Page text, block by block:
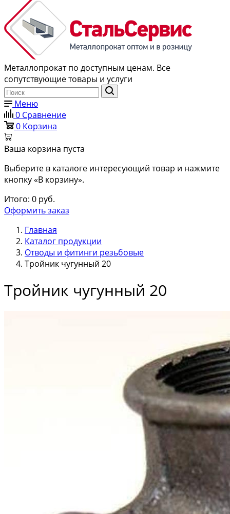
Металлопрокат по доступным ценам. Все
сопутствующие товары и услуги
Меню
0 Сравнение
0 Корзина
Ваша корзина пуста
Выберите в каталоге интересующий товар и нажмите
кнопку «В корзину».
Итого: 0 руб.
Оформить заказ
Главная
Каталог продукции
Отводы и фитинги резьбовые
Тройник чугунный 20
Тройник чугунный 20